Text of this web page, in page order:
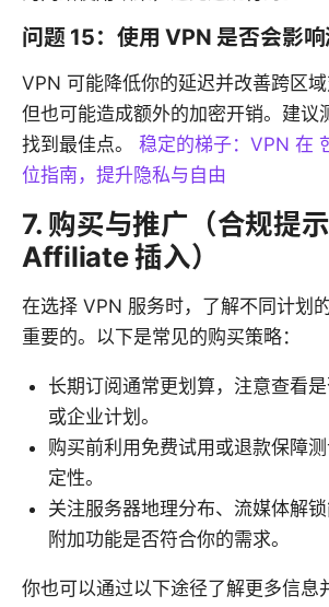
问题 15：使用 VPN 是否会影响
VPN 可能降低你的延迟并改善跨区域
但也可能造成额外的加密开销。建议
找到最佳点。 稳定的梯子：VPN 在
位指南，提升隐私与自由
7. 购买与推广（合规提
Affiliate 插入）
在选择 VPN 服务时，了解不同计划
重要的。以下是常见的购买策略：
长期订阅通常更划算，注意查看
或企业计划。
购买前利用免费试用或退款保障
定性。
关注服务器地理分布、流媒体解
附加功能是否符合你的需求。
你也可以通过以下途径了解更多信息